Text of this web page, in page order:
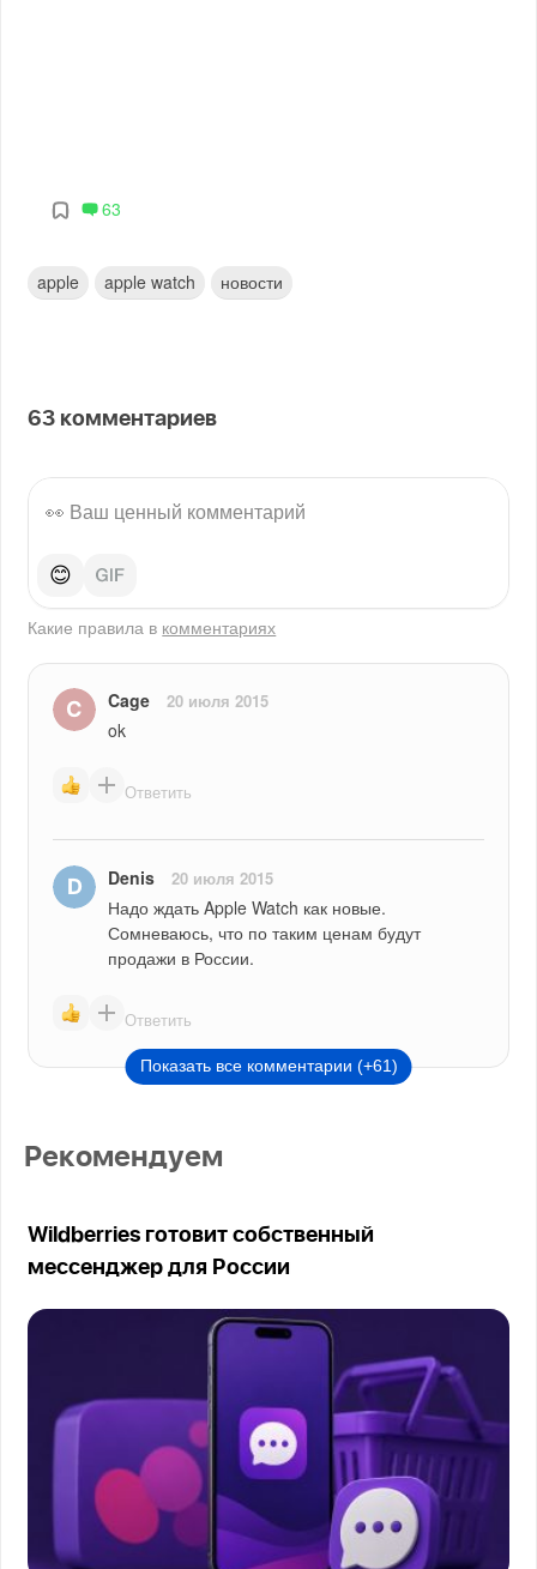
63
apple apple watch новости
63 комментариев
😊
Какие правила в комментариях
Cage 20 июля 2015
ok
Ответить
Denis 20 июля 2015
Надо ждать Apple Watch как новые.
Сомневаюсь, что по таким ценам будут
продажи в России.
Ответить
Показать все комментарии (+61)
Рекомендуем
Wildberries готовит собственный
мессенджер для России